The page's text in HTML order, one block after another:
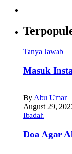
Tanya Jawab
Masuk
By Abu Umar
August 29,
Ibadah
Doa Agar